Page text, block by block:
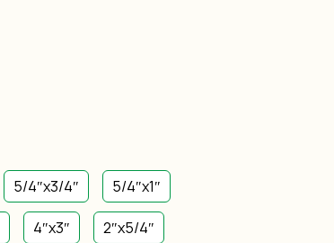
5/4″x3/4″ 5/4″x1″
4″x3″ 2″x5/4″